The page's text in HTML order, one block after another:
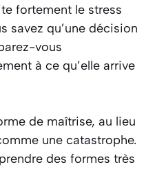
fortement le stress
savez qu’une décision
vous
à ce qu’elle arrive
de maîtrise, au lieu
une catastrophe.
des formes très